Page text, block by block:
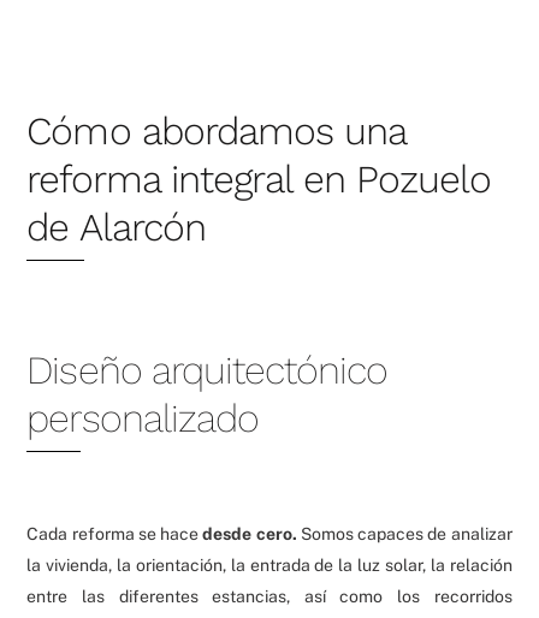
Cómo abordamos una
reforma integral en Pozuelo
de Alarcón
Diseño arquitectónico
personalizado
Cada reforma se hacedesde cero. Somos capaces de analizar
la vivienda, la orientación, la entrada de la luz solar, la relación
entre las diferentes estancias, así como los recorridos